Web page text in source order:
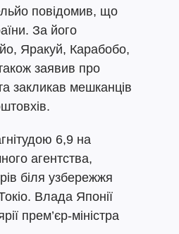
повідомив, що
За його
Яракуй, Карабобо,
заявив про
закликав мешканців
6,9 на
агентства,
біля узбережжя
Влада Японії
прем’єр-міністра